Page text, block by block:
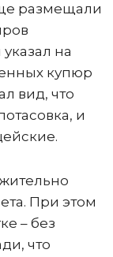
размещали
на
купюр
вид, что
и
При этом
– без
что